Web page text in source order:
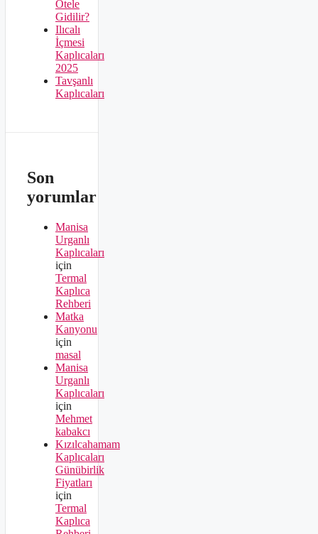
Otele
Gidilir?
Ilıcalı
İçmesi
Kaplıcaları
2025
Tavşanlı
Kaplıcaları
Son
yorumlar
Manisa
Urganlı
Kaplıcaları
için
Termal
Kaplıca
Rehberi
Matka
Kanyonu
için
masal
Manisa
Urganlı
Kaplıcaları
için
Mehmet
kabakcı
Kızılcahamam
Kaplıcaları
Günübirlik
Fiyatları
için
Termal
Kaplıca